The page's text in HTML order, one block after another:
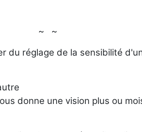
~ ~
du réglage de la sensibilité
donne une vision plus ou